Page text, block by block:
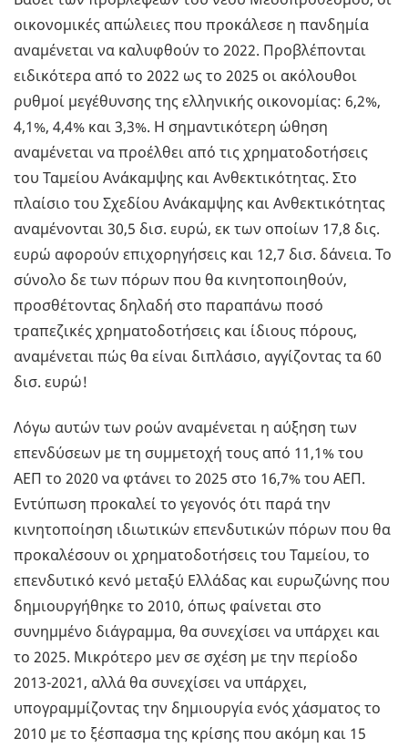
οικονομικές απώλειες που προκάλεσε η πανδημία
αναμένεται να καλυφθούν το 2022. Προβλέπονται
ειδικότερα από το 2022 ως το 2025 οι ακόλουθοι
ρυθμοί μεγέθυνσης της ελληνικής οικονομίας: 6,2%,
4,1%, 4,4% και 3,3%. Η σημαντικότερη ώθηση
αναμένεται να προέλθει από τις χρηματοδοτήσεις
του Ταμείου Ανάκαμψης και Ανθεκτικότητας. Στο
πλαίσιο του Σχεδίου Ανάκαμψης και Ανθεκτικότητας
αναμένονται 30,5 δισ. ευρώ, εκ των οποίων 17,8 δις.
ευρώ αφορούν επιχορηγήσεις και 12,7 δισ. δάνεια. Το
σύνολο δε των πόρων που θα κινητοποιηθούν,
προσθέτοντας δηλαδή στο παραπάνω ποσό
τραπεζικές χρηματοδοτήσεις και ίδιους πόρους,
αναμένεται πώς θα είναι διπλάσιο, αγγίζοντας τα 60
δισ. ευρώ!
Λόγω αυτών των ροών αναμένεται η αύξηση των
επενδύσεων με τη συμμετοχή τους από 11,1% του
ΑΕΠ το 2020 να φτάνει το 2025 στο 16,7% του ΑΕΠ.
Εντύπωση προκαλεί το γεγονός ότι παρά την
κινητοποίηση ιδιωτικών επενδυτικών πόρων που θα
προκαλέσουν οι χρηματοδοτήσεις του Ταμείου, το
επενδυτικό κενό μεταξύ Ελλάδας και ευρωζώνης που
δημιουργήθηκε το 2010, όπως φαίνεται στο
συνημμένο διάγραμμα, θα συνεχίσει να υπάρχει και
το 2025. Μικρότερο μεν σε σχέση με την περίοδο
2013-2021, αλλά θα συνεχίσει να υπάρχει,
υπογραμμίζοντας την δημιουργία ενός χάσματος το
2010 με το ξέσπασμα της κρίσης που ακόμη και 15